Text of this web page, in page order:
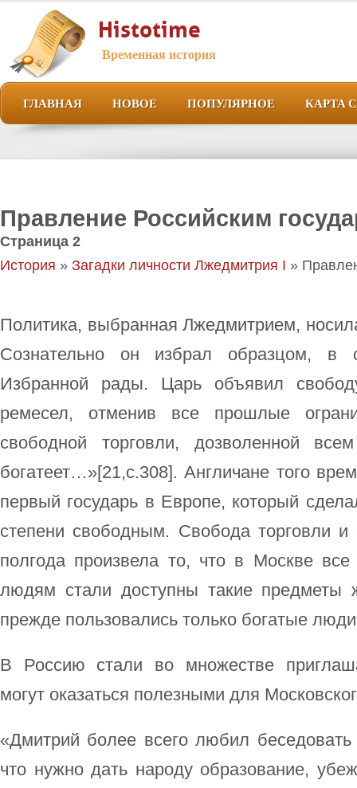
Histotime
Временная история
ГЛАВНАЯ НОВОЕ ПОПУЛЯРНОЕ КАРТА
Правление Российским
Страница 2
История » Загадки личности Лжедмитрия I »
Политика, выбранная Лжедмитрием,
Сознательно он избрал образцом, в
Избранной рады. Царь объявил
ремесел, отменив все прошлые
свободной торговли, дозволенной
богатеет…»[21,c.308]. Англичане того
первый государь в Европе, который
степени свободным. Свобода торговли и
полгода произвела то, что в Москве
людям стали доступны такие предметы
прежде пользовались только богатые
В Россию стали во множестве
могут оказаться полезными для
«Дмитрий более всего любил
что нужно дать народу образование,